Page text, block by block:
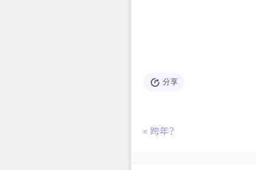
分享
« 跨年？